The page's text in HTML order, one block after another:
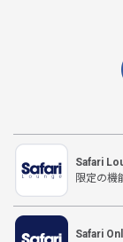
Safari
限定の機
Safari